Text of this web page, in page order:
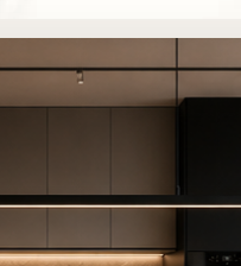
cette cuisine devient
vie ouvert et convivial.